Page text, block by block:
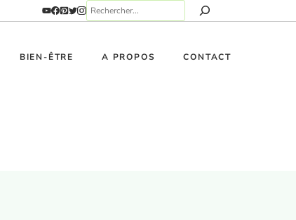
BIEN-ÊTRE A PROPOS CONTACT